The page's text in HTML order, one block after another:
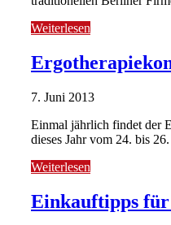
Weiterlesen
7. Juni 2013
Einmal jährlich findet der
dieses Jahr vom 24. bis
Weiterlesen
Einkauftipps für